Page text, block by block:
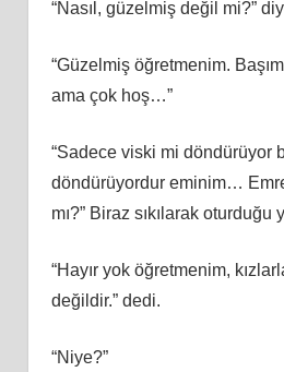
“Nasıl, güzelmiş değil mi?”
“Güzelmiş öğretmenim.
ama çok hoş…”
“Sadece viski mi döndürüyor
döndürüyordur eminim…
mı?” Biraz sıkılarak oturduğu
“Hayır yok öğretmenim,
değildir.” dedi.
“Niye?”